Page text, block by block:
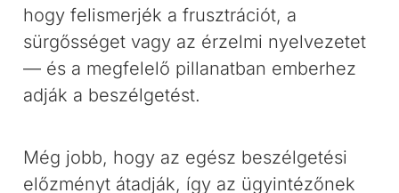
hogy felismerjék a frusztrációt, a
sürgősséget vagy az érzelmi nyelvezetet
— és a megfelelő pillanatban emberhez
adják a beszélgetést.
Még jobb, hogy az egész beszélgetési
előzményt átadják, így az ügyintézőnek